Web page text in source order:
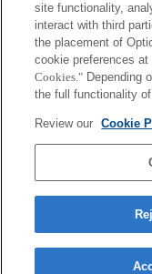
Scheda di
Alimentazione
Accessori
A seconda del
prodotti
Contact Us
site functionality,
interact with third
the placement of
cookie preferences
Cookies." Depending
the full functionality
Review our Cookie